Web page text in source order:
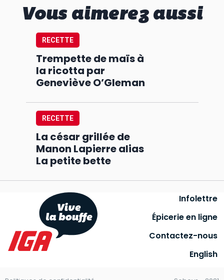
Vous aimerez aussi
RECETTE
Trempette de maïs à
la ricotta par
Geneviève O’Gleman
RECETTE
La césar grillée de
Manon Lapierre alias
La petite bette
Infolettre
Épicerie en ligne
Contactez-nous
English